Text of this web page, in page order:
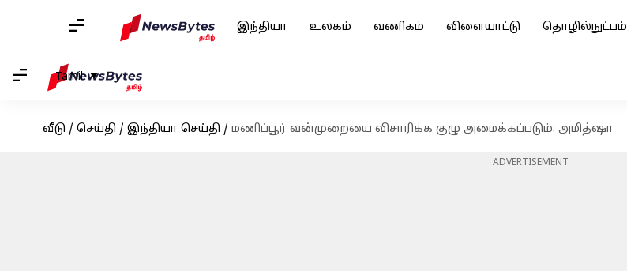
இந்தியா உலகம் வணிகம் விளையாட்டு தொழில்நுட்பம்
Tamil
வீடு / செய்தி / இந்தியா செய்தி / மணிப்பூர் வன்முறையை விசாரிக்க குழு அமைக்கப்படும்: அமித்ஷா
ADVERTISEMENT